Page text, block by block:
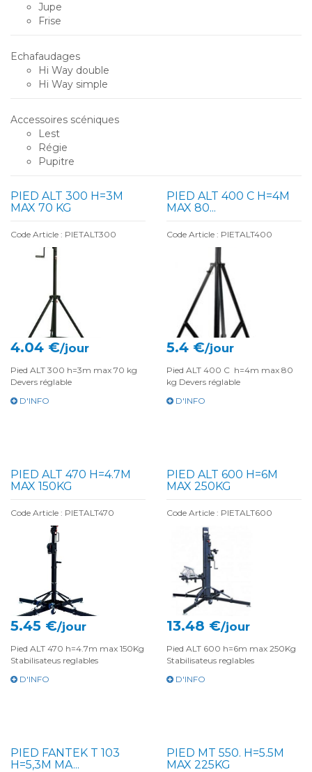
Jupe
Frise
Echafaudages
Hi Way double
Hi Way simple
Accessoires scéniques
Lest
Régie
Pupitre
PIED ALT 300 H=3M
MAX 70 KG
Code Article : PIETALT300
4.04 €/jour
Pied ALT 300 h=3m max 70 kg
Devers réglable
D'INFO
PIED ALT 400 C H=4M
MAX 80...
Code Article : PIETALT400
5.4 €/jour
Pied ALT 400 C h=4m max 80
kg Devers réglable
D'INFO
PIED ALT 470 H=4.7M
MAX 150KG
Code Article : PIETALT470
5.45 €/jour
Pied ALT 470 h=4.7m max 150Kg
Stabilisateus reglables
D'INFO
PIED ALT 600 H=6M
MAX 250KG
Code Article : PIETALT600
13.48 €/jour
Pied ALT 600 h=6m max 250Kg
Stabilisateus reglables
D'INFO
PIED FANTEK T 103
H=5,3M MA...
PIED MT 550. H=5.5M
MAX 225KG